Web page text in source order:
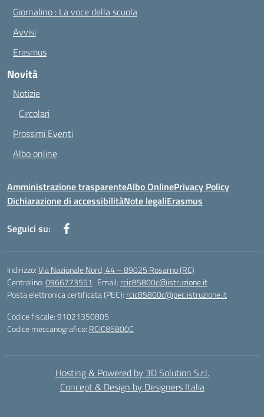
Giornalino : La voce della scuola
Avvisi
Erasmus
Novità
Notizie
Circolari
Prossimi Eventi
Albo online
Amministrazione trasparenteAlbo OnlinePrivacy Policy
Dichiarazione di accessibilitàNote legaliErasmus
Seguici su:
Indirizzo:Via Nazionale Nord, 44 – 89025 Rosarno (RC)
Centralino:0966773551 Email: rcic85800c@istruzione.it
Posta elettronica certificata (PEC): rcic85800c@pec.istruzione.it
Codice fiscale: 91021350805
Codice meccanografico: RCIC85800C
Hosting & Powered by 3D Solution S.r.l.
Concept & Design by Designers Italia